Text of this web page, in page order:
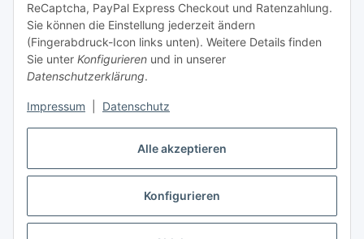
Alle akzeptieren
Konfigurieren
ReCaptcha, PayPal Express Checkout und Ratenzahlung.
Sie können die Einstellung jederzeit ändern
(Fingerabdruck-Icon links unten). Weitere Details finden
Sie unter Konfigurieren und in unserer
Datenschutzerklärung.
Impressum Datenschutz
Gesetzliche Informationen
Informationen
Vertrag widerrufen
* Alle Preise inkl. gesetzlicher USt., zzgl.Versand